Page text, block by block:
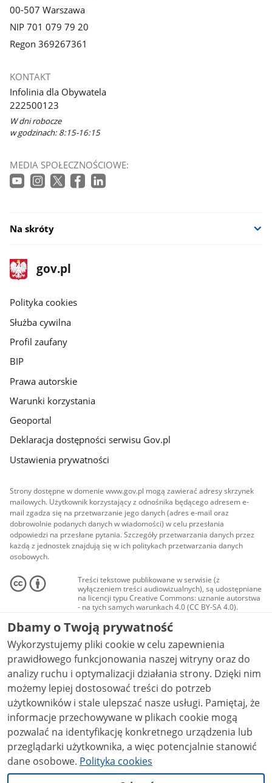
00-507 Warszawa
NIP 701 079 79 20
Regon 369267361
KONTAKT
Infolinia dla Obywatela
222500123
W dni robocze
w godzinach: 8:15-16:15
MEDIA SPOŁECZNOŚCIOWE:
Na skróty
stopka
gov.pl
Strona
gov.pl
gov.pl
Polityka cookies
Służba cywilna
Profil zaufany
BIP
Prawa autorskie
Warunki korzystania
Geoportal
Deklaracja dostępności serwisu Gov.pl
Ustawienia prywatności
Strony dostępne w domenie www.gov.pl mogą zawierać adresy skrzynek
mailowych. Użytkownik korzystający z odnośnika będącego adresem e-
mail zgadza się na przetwarzanie jego danych (adres e-mail oraz
dobrowolnie podanych danych w wiadomości) w celu przesłania
odpowiedzi na przesłane pytania. Szczegóły przetwarzania danych przez
każdą z jednostek znajdują się w ich politykach przetwarzania danych
osobowych.
Treści tekstowe publikowane w serwisie (z
wyłączeniem treści audiowizualnych), są udostępniane
na licencji typu Creative Commons: uznanie autorstwa
- na tych samych warunkach 4.0 (CC BY-SA 4.0).
Materiały audiowizualne, w tym zdjęcia, materiały
audio i wideo, są udostępniane na licencji typu
Creative Commons: uznanie autorstwa użycie
niekomercyjne - bez utworów zależnych 4.0 (CC BY-
NC-ND 4.0), o ile nie jest to stwierdzone inaczej.
Dbamy o Twoją prywatność
Wykorzystujemy pliki cookie w celu zapewnienia
prawidłowego funkcjonowania naszej witryny oraz do
analizy ruchu i optymalizacji działania strony. Dzięki nim
możemy lepiej dostosować treści do potrzeb
użytkowników i stale ulepszać nasze usługi. Pamiętaj, że
informacje przechowywane w plikach cookie mogą
pozwalać na identyfikację konkretnego urządzenia lub
przeglądarki użytkownika, a więc potencjalnie stanowić
dane osobowe. Polityka cookies